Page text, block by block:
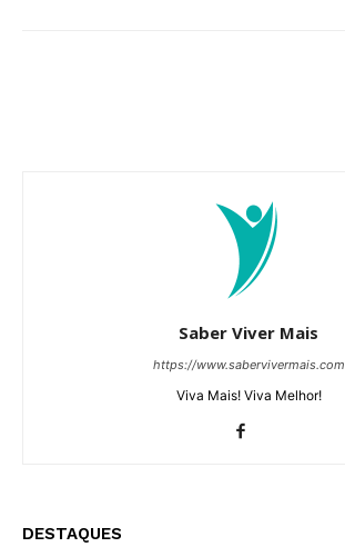
Saber Viver Mais
https://www.sabervivermais.com
Viva Mais! Viva Melhor!
DESTAQUES